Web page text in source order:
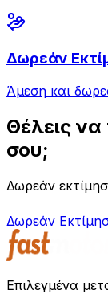
Δωρεάν
Άμεση και
Θέλεις να
σου;
Δωρεάν
Δωρεάν
Επιλεγμένα